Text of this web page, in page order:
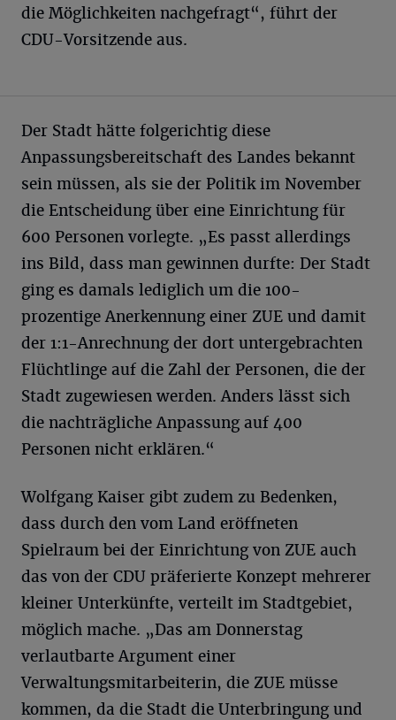
die Möglichkeiten nachgefragt“, führt der
CDU-Vorsitzende aus.
Der Stadt hätte folgerichtig diese
Anpassungsbereitschaft des Landes bekannt
sein müssen, als sie der Politik im November
die Entscheidung über eine Einrichtung für
600 Personen vorlegte. „Es passt allerdings
ins Bild, dass man gewinnen durfte: Der Stadt
ging es damals lediglich um die 100-
prozentige Anerkennung einer ZUE und damit
der 1:1-Anrechnung der dort untergebrachten
Flüchtlinge auf die Zahl der Personen, die der
Stadt zugewiesen werden. Anders lässt sich
die nachträgliche Anpassung auf 400
Personen nicht erklären.“
Wolfgang Kaiser gibt zudem zu Bedenken,
dass durch den vom Land eröffneten
Spielraum bei der Einrichtung von ZUE auch
das von der CDU präferierte Konzept mehrerer
kleiner Unterkünfte, verteilt im Stadtgebiet,
möglich mache. „Das am Donnerstag
verlautbarte Argument einer
Verwaltungsmitarbeiterin, die ZUE müsse
kommen, da die Stadt die Unterbringung und